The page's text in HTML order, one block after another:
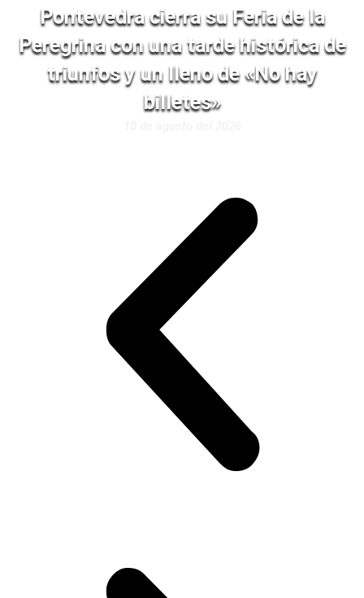
Pontevedra cierra su Feria de la
Peregrina con una tarde histórica de
triunfos y un lleno de «No hay
billetes»